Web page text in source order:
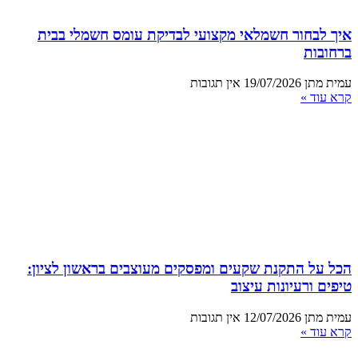
איך לבחור חשמלאי מקצועי לבדיקת עומס חשמלי בבית
ברחובות
עמית מתן 19/07/2026 אין תגובות
קרא עוד »
הכל על התקנת שקעים ומפסקים מעוצבים בראשון לציון:
טיפים ורעיונות עיצוב
עמית מתן 12/07/2026 אין תגובות
קרא עוד »